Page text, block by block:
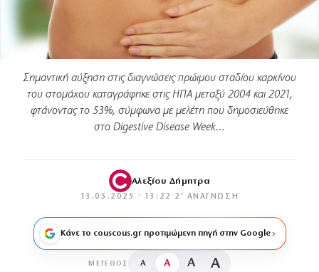
Σημαντική αύξηση στις διαγνώσεις πρώιμου σταδίου καρκίνου
του στομάχου καταγράφηκε στις ΗΠΑ μεταξύ 2004 και 2021,
φτάνοντας το 53%, σύμφωνα με μελέτη που δημοσιεύθηκε
στο Digestive Disease Week…
Αλεξίου Δήμητρα
13.05.2025 · 13:22 · 2′ ΑΝΆΓΝΩΣΗ
Κάνε το couscous.gr προτιμώμενη πηγή στην Google
ΜΈΓΕΘΟΣ A A A A